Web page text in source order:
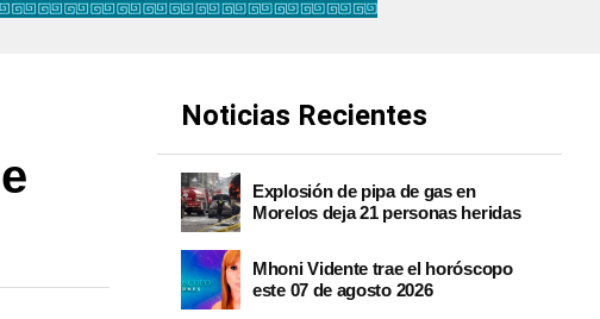
Noticias Recientes
Explosión de pipa de gas en
Morelos deja 21 personas heridas
Mhoni Vidente trae el horóscopo
este 07 de agosto 2026